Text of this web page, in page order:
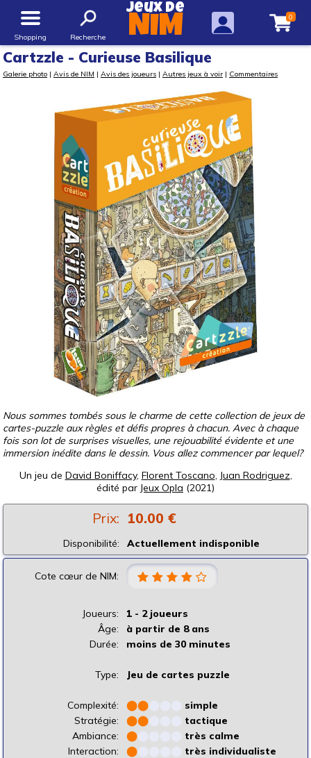
Shopping Recherche
Jeux de
NIM 0
Cartzzle - Curieuse Basilique
Galerie photo | Avis de NIM | Avis des joueurs | Autres jeux à voir | Commentaires
Nous sommes tombés sous le charme de cette collection de jeux de
cartes-puzzle aux règles et défis propres à chacun. Avec à chaque
fois son lot de surprises visuelles, une rejouabilité évidente et une
immersion inédite dans le dessin. Vous allez commencer par lequel?
Un jeu de David Boniffacy, Florent Toscano, Juan Rodriguez,
édité par Jeux Opla (2021)
Prix: 10.00 €
Disponibilité: Actuellement indisponible
Cote cœur de NIM:
Joueurs:
1 - 2 joueurs
Âge:
à partir de 8 ans
Durée:
moins de 30 minutes
Type: Jeu de cartes puzzle
Complexité: ⬤⬤
simple
Stratégie:
⬤⬤
tactique
Ambiance:
⬤
très calme
Interaction:
⬤
très individualiste